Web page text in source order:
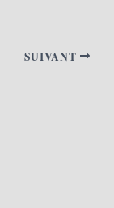
SUIVANT